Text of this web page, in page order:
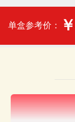
单盒参考价：